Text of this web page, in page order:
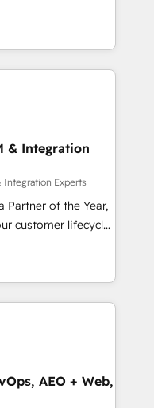
移行を設計・実装。
携させ、役割定義・
として主導。「設
戦略設
を前提にした情報設
Content Hubで一体
支援：Salesforce・
スタム設計、履歴
引用を前提にコンテ
導入実績 ✓
the GTM
your leadership
predictable
and Story to stop
debt setup
7 HubSpot
migrations for
Reviews
& Integration
Integration Experts
Partner of the Year,
customer lifecycle
ecosystem
(AI &
(Paid Media),
three brands. 🔄
by Globalia’s
AEO + Web,